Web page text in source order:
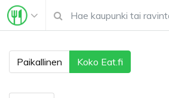
Paikallinen Koko Eat.fi